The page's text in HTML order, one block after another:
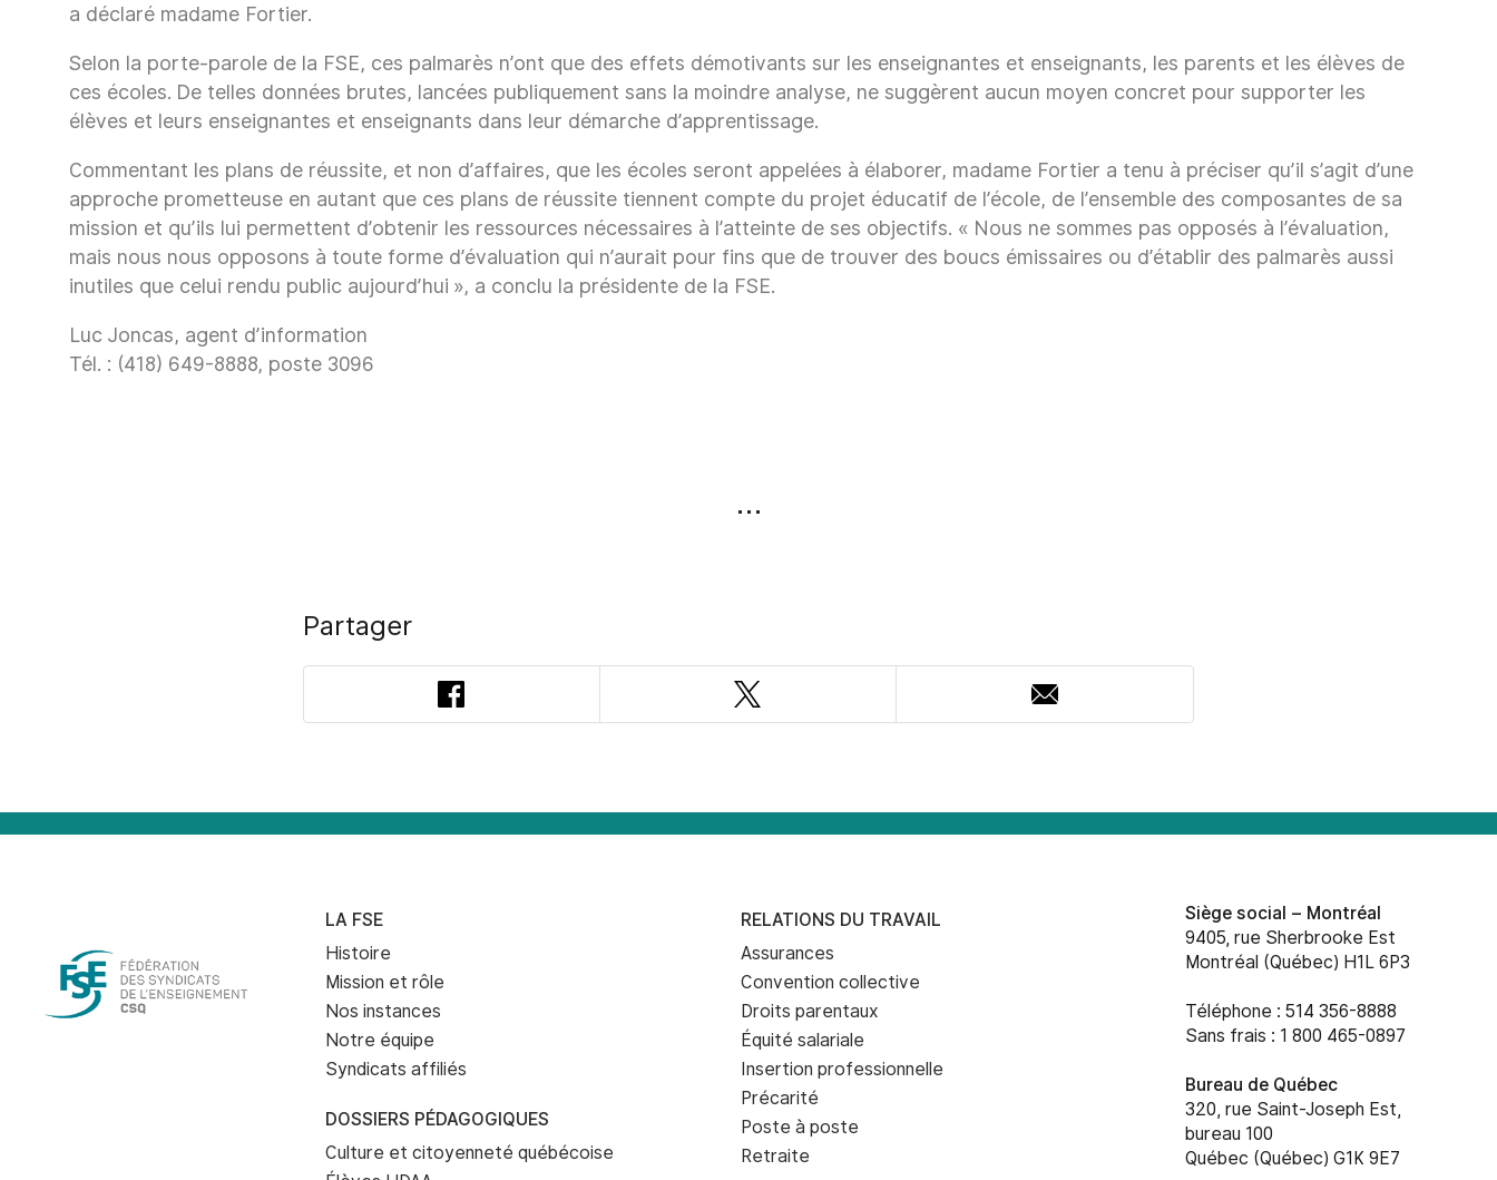
a déclaré madame Fortier.
Selon la porte-parole de la FSE, ces palmarès n’ont que des effets démotivants sur les enseignantes et enseignants, les parents et les élèves de
ces écoles. De telles données brutes, lancées publiquement sans la moindre analyse, ne suggèrent aucun moyen concret pour supporter les
élèves et leurs enseignantes et enseignants dans leur démarche d’apprentissage.
Commentant les plans de réussite, et non d’affaires, que les écoles seront appelées à élaborer, madame Fortier a tenu à préciser qu’il s’agit d’une
approche prometteuse en autant que ces plans de réussite tiennent compte du projet éducatif de l’école, de l’ensemble des composantes de sa
mission et qu’ils lui permettent d’obtenir les ressources nécessaires à l’atteinte de ses objectifs. « Nous ne sommes pas opposés à l’évaluation,
mais nous nous opposons à toute forme d’évaluation qui n’aurait pour fins que de trouver des boucs émissaires ou d’établir des palmarès aussi
inutiles que celui rendu public aujourd’hui », a conclu la présidente de la FSE.
Luc Joncas, agent d’information
Tél. : (418) 649-8888, poste 3096
Partager
Facebook Twitter
Adresse
courriel
LA FSE
Histoire
Mission et rôle
Nos instances
Notre équipe
Syndicats affiliés
DOSSIERS PÉDAGOGIQUES
Culture et citoyenneté québécoise
RELATIONS DU TRAVAIL
Assurances
Convention collective
Droits parentaux
Équité salariale
Insertion professionnelle
Précarité
Poste à poste
Retraite
Siège social – Montréal
9405, rue Sherbrooke Est
Montréal (Québec) H1L 6P3
Téléphone : 514 356-8888
Sans frais : 1 800 465-0897
Bureau de Québec
320, rue Saint-Joseph Est,
bureau 100
Québec (Québec) G1K 9E7